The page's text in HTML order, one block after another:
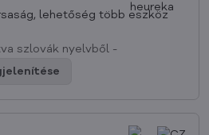
lehetőség több eszköz
szlovák nyelvből -